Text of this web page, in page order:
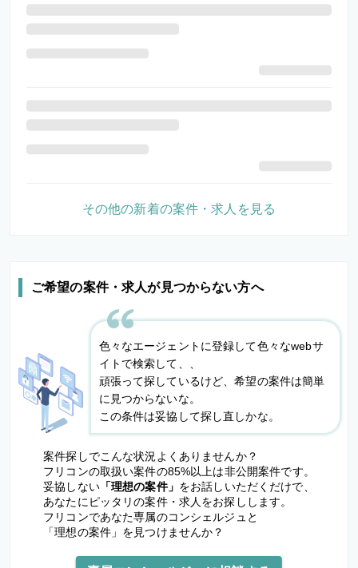
ご希望の案件・求人が見つからない方へ
色々なエージェントに登録して色々なwebサ
イトで検索して、、
頑張って探しているけど、希望の案件は簡単
に見つからないな。
この条件は妥協して探し直しかな。
案件探しでこんな状況よくありませんか？
フリコンの取扱い案件の85%以上は非公開案件です。
妥協しない「理想の案件」 をお話しいただくだけで、
あなたにピッタリの案件・求人をお探しします。
フリコンであなた専属のコンシェルジュと
「理想の案件」を見つけませんか？
その他の新着の案件・求人を見る